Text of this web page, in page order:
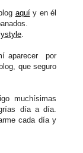
aquíy en él
.
aparecer por
que seguro
muchísimas
día a día.
cada día y